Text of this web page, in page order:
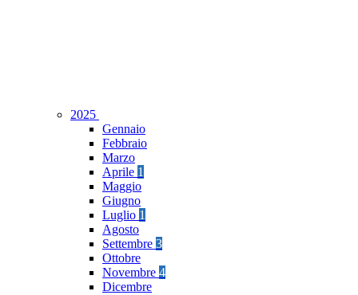
2025
Gennaio
Febbraio
Marzo
Aprile 1
Maggio
Giugno
Luglio 1
Agosto
Settembre 3
Ottobre
Novembre 4
Dicembre